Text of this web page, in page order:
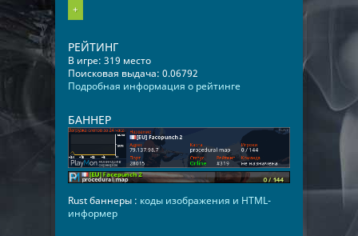
+
РЕЙТИНГ
В игре: 319 место
Поисковая выдача: 0.06792
Подробная информация о рейтинге
БАННЕР
Rust баннеры : коды изображения и HTML-
информер